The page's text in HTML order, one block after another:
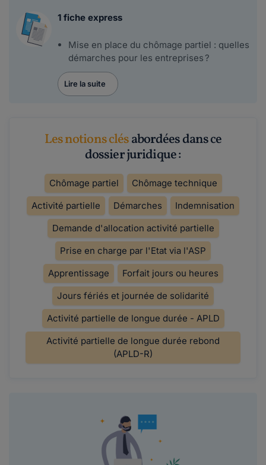
1 fiche express
Mise en place du chômage partiel : quelles
démarches pour les entreprises ?
Lire la suite
Les notions clésabordées dans ce
dossier juridique :
Chômage partiel
Chômage technique
Activité partielle
Démarches
Indemnisation
Demande d'allocation activité partielle
Prise en charge par l'Etat via l'ASP
Apprentissage
Forfait jours ou heures
Jours fériés et journée de solidarité
Activité partielle de longue durée - APLD
Activité partielle de longue durée rebond
(APLD-R)